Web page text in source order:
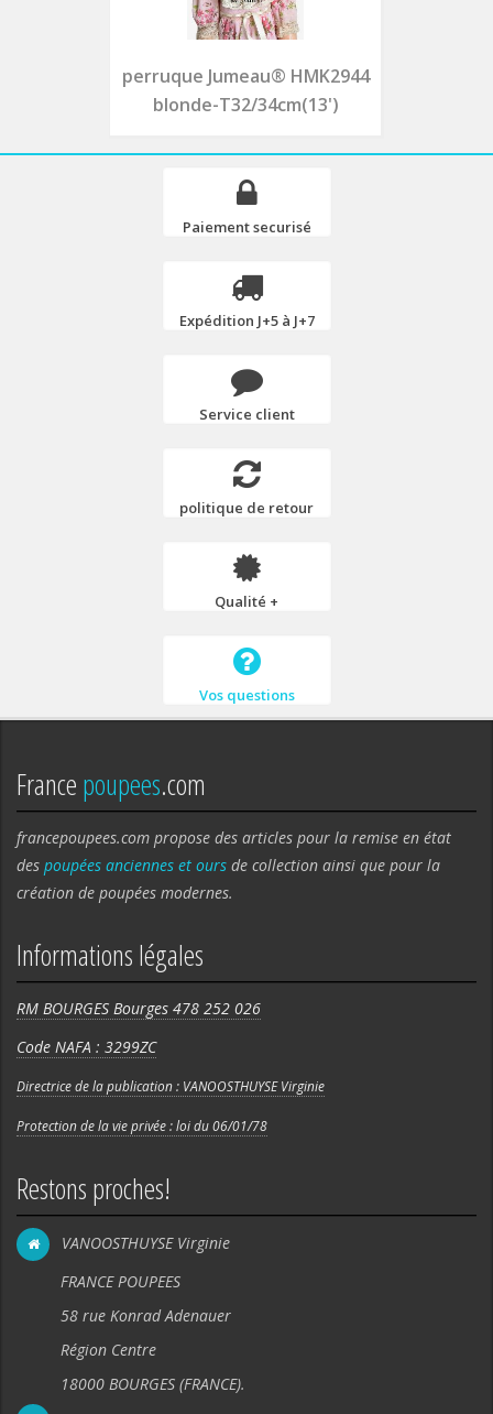
perruque Jumeau® HMK2944
blonde-T32/34cm(13')
Paiement securisé
Expédition J+5 à J+7
Service client
politique de retour
Qualité +
Vos questions
Francepoupees.com
francepoupees.com propose des articles pour la remise en état
des poupées anciennes et ours de collection ainsi que pour la
création de poupées modernes.
Informations légales
RM BOURGES Bourges 478 252 026
Code NAFA : 3299ZC
Directrice de la publication : VANOOSTHUYSE Virginie
Protection de la vie privée : loi du 06/01/78
Restons proches!
VANOOSTHUYSE Virginie
FRANCE POUPEES
58 rue Konrad Adenauer
Région Centre
18000 BOURGES (FRANCE).